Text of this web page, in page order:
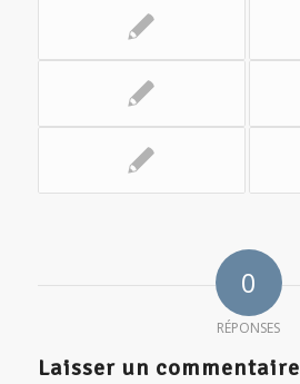
0
RÉPONSES
Laisser un commentaire